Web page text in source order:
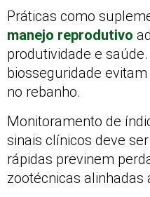
Práticas como
manejo reprodutivo
produtividade e
biosseguridade
no rebanho.
Monitoramento de
sinais clínicos deve
rápidas previnem
zootécnicas